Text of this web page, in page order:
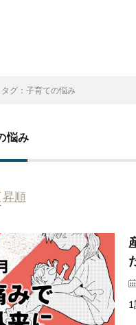
タグ：子育ての悩み
悩み